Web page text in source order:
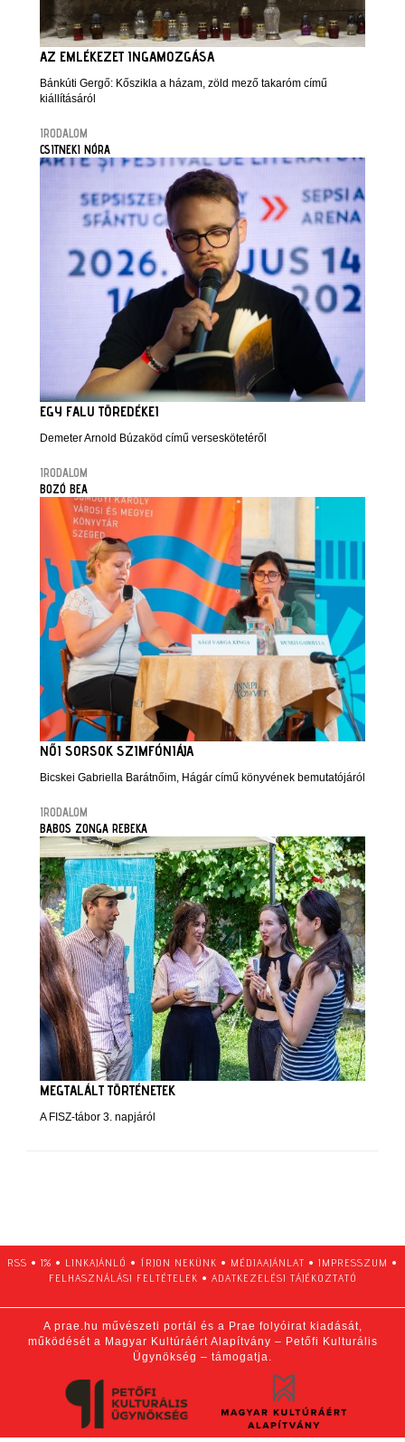
AZ EMLÉKEZET INGAMOZGÁSA
Bánkúti Gergő: Kőszikla a házam, zöld mező takaróm című
kiállításáról
IRODALOM
CSITNEKI NÓRA
EGY FALU TÖREDÉKEI
Demeter Arnold Búzaköd című verseskötetéről
IRODALOM
BOZÓ BEA
NŐI SORSOK SZIMFÓNIÁJA
Bicskei Gabriella Barátnőim, Hágár című könyvének bemutatójáról
IRODALOM
BABOS ZONGA REBEKA
MEGTALÁLT TÖRTÉNETEK
A FISZ-tábor 3. napjáról
RSS • 1% • LINKAJÁNLÓ • ÍRJON NEKÜNK • MÉDIAAJÁNLAT • IMPRESSZUM •
FELHASZNÁLÁSI FELTÉTELEK • ADATKEZELÉSI TÁJÉKOZTATÓ
A prae.hu művészeti portál és a Prae folyóirat kiadását,
működését a Magyar Kultúráért Alapítvány – Petőfi Kulturális
Ügynökség – támogatja.